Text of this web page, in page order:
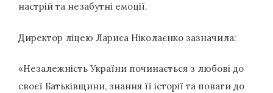
настрій та незабутні емоції.
Директор ліцею Лариса Ніколаєнко зазначила:
«Незалежність України починається з любові до
своєї Батьківщини, знання її історії та поваги до